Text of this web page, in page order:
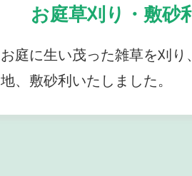
お庭草刈り・敷砂
お庭に生い茂った雑草を刈り
地、敷砂利いたしました。